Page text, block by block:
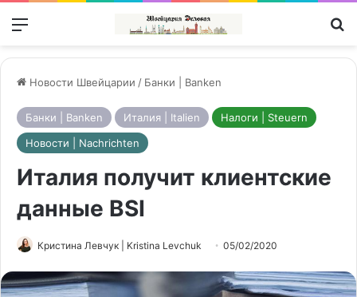
Меню
Новости Швейцарии / Банки | Banken
Банки | Banken Италия | Italien
Налоги | Steuern
Новости | Nachrichten
Италия получит клиентские
данные BSI
Кристина Левчук | Kristina Levchuk 05/02/2020